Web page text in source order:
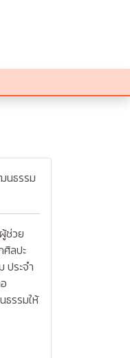
นธรรม
ช่วย
ลปะ
ระจำ
ธรรมให้